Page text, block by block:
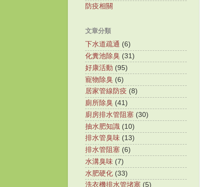
防疫相關
文章分類
下水道疏通 (6)
化糞池除臭 (31)
好康活動 (95)
寵物除臭 (6)
居家管線防疫 (8)
廁所除臭 (41)
廚房排水管阻塞 (30)
抽水肥知識 (10)
排水管臭味 (13)
排水管阻塞 (6)
水溝臭味 (7)
水肥硬化 (33)
洗衣機排水管堵塞 (5)